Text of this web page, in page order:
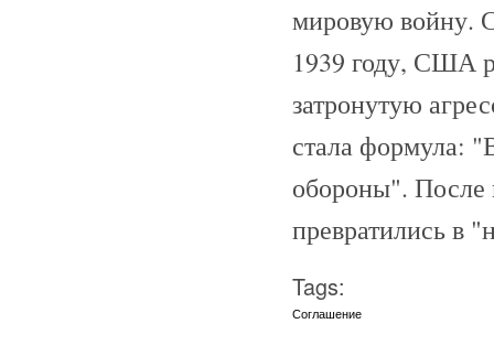
мировую войну.
1939 году, США
затронутую
стала формула:
обороны".
превратились в
Tags:
Соглашение